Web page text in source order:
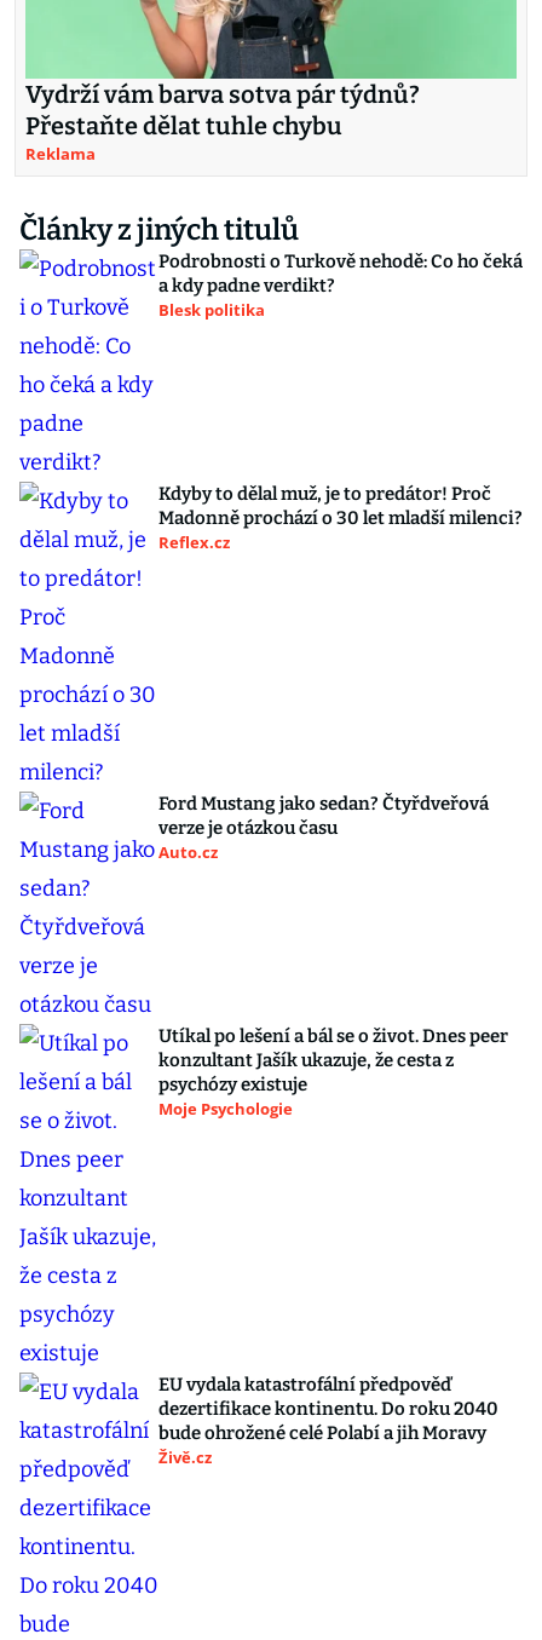
Vydrží vám barva sotva pár týdnů?
Přestaňte dělat tuhle chybu
Reklama
Články z jiných titulů
Podrobnosti o Turkově nehodě: Co ho čeká
a kdy padne verdikt?
Blesk politika
Kdyby to dělal muž, je to predátor! Proč
Madonně prochází o 30 let mladší milenci?
Reflex.cz
Ford Mustang jako sedan? Čtyřdveřová
verze je otázkou času
Auto.cz
Utíkal po lešení a bál se o život. Dnes peer
konzultant Jašík ukazuje, že cesta z
psychózy existuje
Moje Psychologie
EU vydala katastrofální předpověď
dezertifikace kontinentu. Do roku 2040
bude ohrožené celé Polabí a jih Moravy
Živě.cz